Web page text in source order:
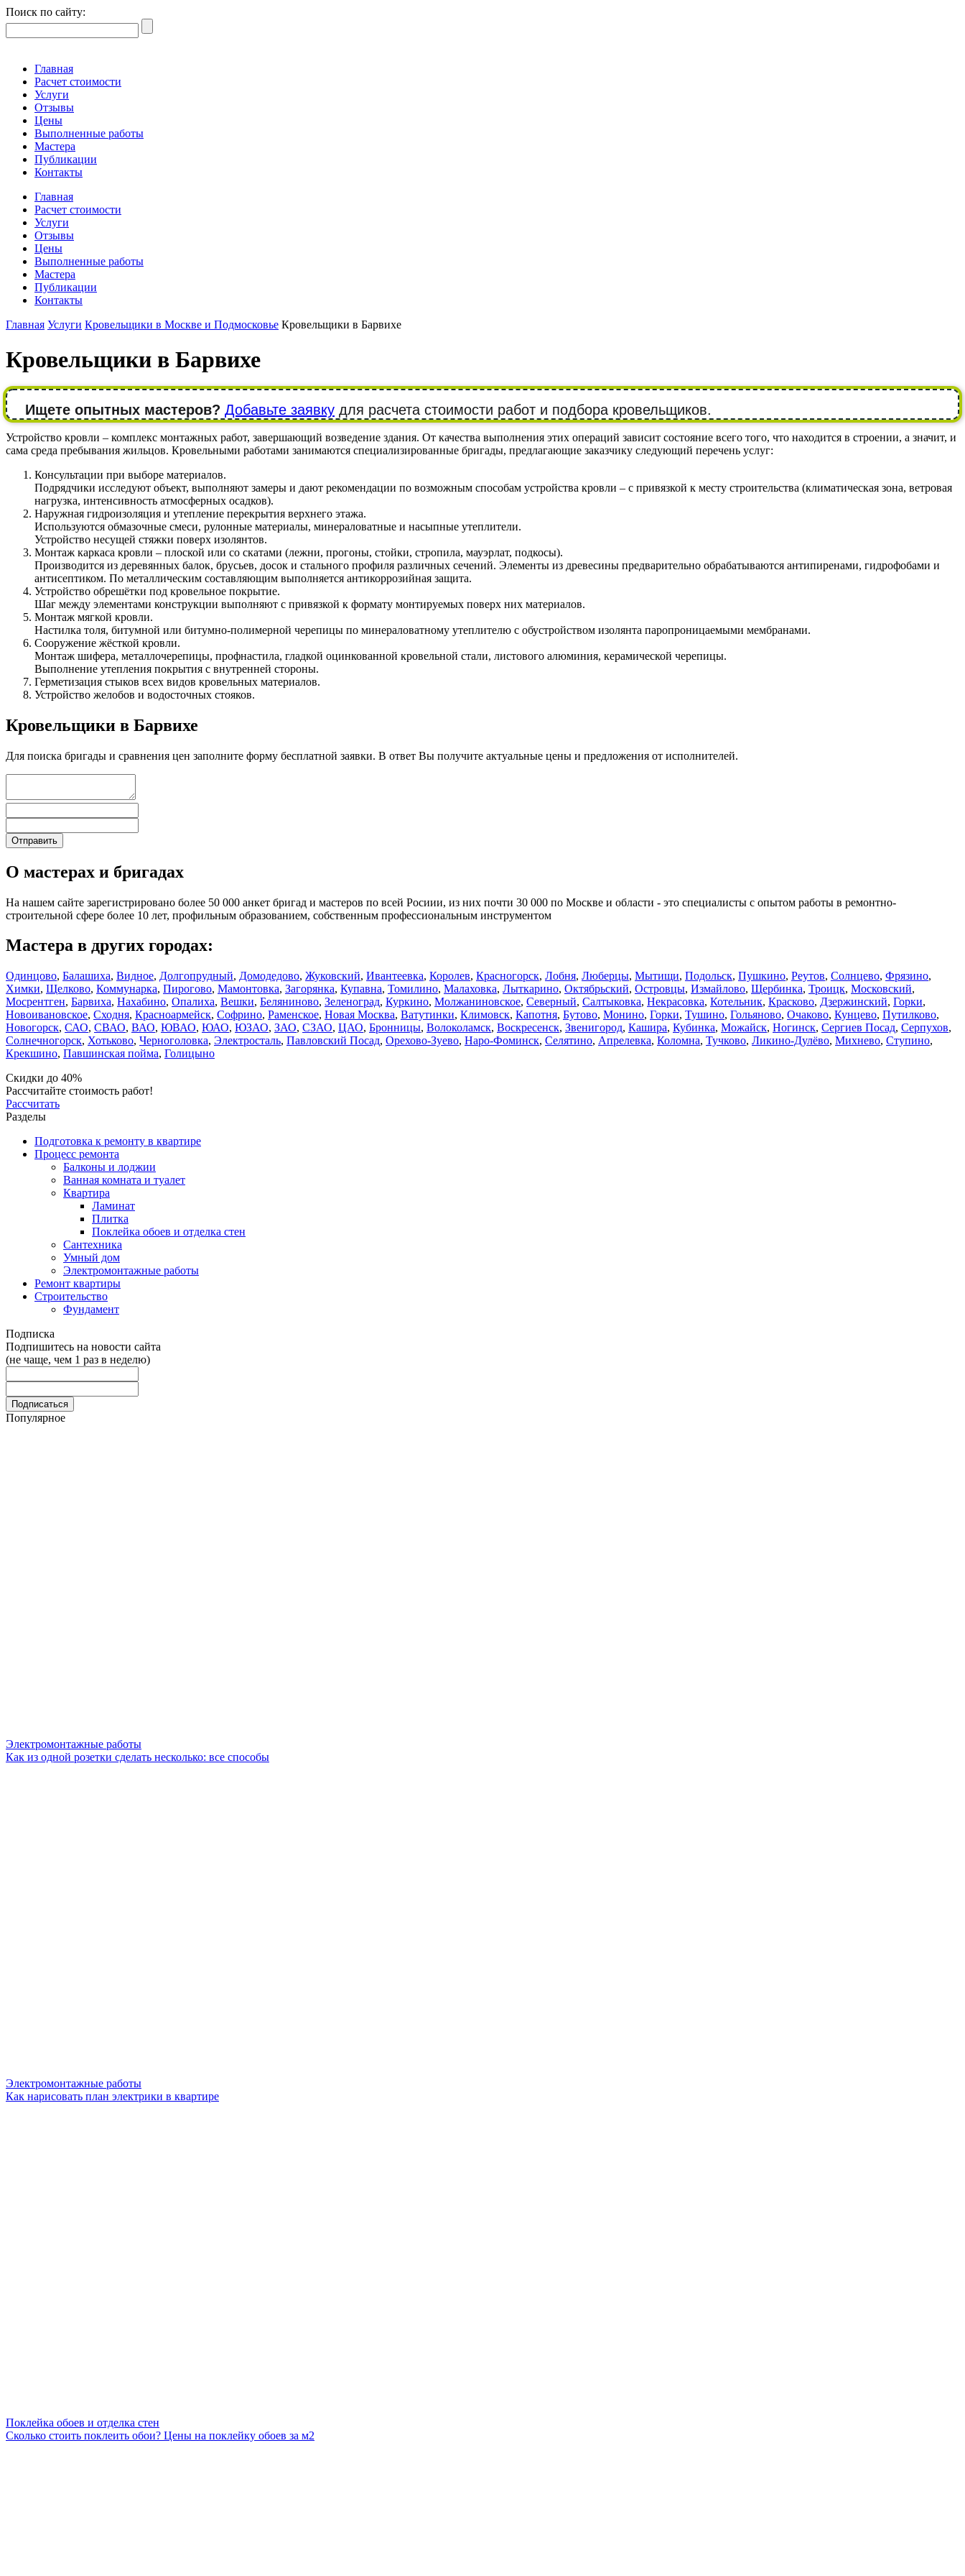
Поиск по сайту:
Главная
Расчет стоимости
Услуги
Отзывы
Цены
Выполненные работы
Мастера
Публикации
Контакты
Главная
Расчет стоимости
Услуги
Отзывы
Цены
Выполненные работы
Мастера
Публикации
Контакты
Главная Услуги Кровельщики в Москве и Подмосковье Кровельщики в Барвихе
Кровельщики в Барвихе
Ищете опытных мастеров? Добавьте заявку для расчета стоимости работ и подбора кровельщиков.
Устройство кровли – комплекс монтажных работ, завершающий возведение здания. От качества выполнения этих операций зависит состояние всего того, что находится в строении, а значит, и
сама среда пребывания жильцов. Кровельными работами занимаются специализированные бригады, предлагающие заказчику следующий перечень услуг:
Консультации при выборе материалов.
Подрядчики исследуют объект, выполняют замеры и дают рекомендации по возможным способам устройства кровли – с привязкой к месту строительства (климатическая зона, ветровая
нагрузка, интенсивность атмосферных осадков).
Наружная гидроизоляция и утепление перекрытия верхнего этажа.
Используются обмазочные смеси, рулонные материалы, минераловатные и насыпные утеплители.
Устройство несущей стяжки поверх изолянтов.
Монтаж каркаса кровли – плоской или со скатами (лежни, прогоны, стойки, стропила, мауэрлат, подкосы).
Производится из деревянных балок, брусьев, досок и стального профиля различных сечений. Элементы из древесины предварительно обрабатываются антипиренами, гидрофобами и
антисептиком. По металлическим составляющим выполняется антикоррозийная защита.
Устройство обрешётки под кровельное покрытие.
Шаг между элементами конструкции выполняют с привязкой к формату монтируемых поверх них материалов.
Монтаж мягкой кровли.
Настилка толя, битумной или битумно-полимерной черепицы по минераловатному утеплителю с обустройством изолянта паропроницаемыми мембранами.
Сооружение жёсткой кровли.
Монтаж шифера, металлочерепицы, профнастила, гладкой оцинкованной кровельной стали, листового алюминия, керамической черепицы.
Выполнение утепления покрытия с внутренней стороны.
Герметизация стыков всех видов кровельных материалов.
Устройство желобов и водосточных стояков.
Кровельщики в Барвихе
Для поиска бригады и сравнения цен заполните форму бесплатной заявки. В ответ Вы получите актуальные цены и предложения от исполнителей.
О мастерах и бригадах
На нашем сайте зарегистрировано более 50 000 анкет бригад и мастеров по всей Росиии, из них почти 30 000 по Москве и области - это специалисты с опытом работы в ремонтно-
строительной сфере более 10 лет, профильным образованием, собственным профессиональным инструментом
Мастера в других городах:
Одинцово, Балашиха, Видное, Долгопрудный, Домодедово, Жуковский, Ивантеевка, Королев, Красногорск, Лобня, Люберцы, Мытищи, Подольск, Пушкино, Реутов, Солнцево, Фрязино,
Химки, Щелково, Коммунарка, Пирогово, Мамонтовка, Загорянка, Купавна, Томилино, Малаховка, Лыткарино, Октябрьский, Островцы, Измайлово, Щербинка, Троицк, Московский,
Мосрентген, Барвиха, Нахабино, Опалиха, Вешки, Беляниново, Зеленоград, Куркино, Молжаниновское, Северный, Салтыковка, Некрасовка, Котельник, Красково, Дзержинский, Горки,
Новоивановское, Сходня, Красноармейск, Софрино, Раменское, Новая Москва, Ватутинки, Климовск, Капотня, Бутово, Монино, Горки, Тушино, Гольяново, Очаково, Кунцево, Путилково,
Новогорск, САО, СВАО, ВАО, ЮВАО, ЮАО, ЮЗАО, ЗАО, СЗАО, ЦАО, Бронницы, Волоколамск, Воскресенск, Звенигород, Кашира, Кубинка, Можайск, Ногинск, Сергиев Посад, Серпухов,
Солнечногорск, Хотьково, Черноголовка, Электросталь, Павловский Посад, Орехово-Зуево, Наро-Фоминск, Селятино, Апрелевка, Коломна, Тучково, Ликино-Дулёво, Михнево, Ступино,
Крекшино, Павшинская пойма, Голицыно
Скидки до 40%
Рассчитайте стоимость работ!
Рассчитать
Разделы
Подготовка к ремонту в квартире
Процесс ремонта
Балконы и лоджии
Ванная комната и туалет
Квартира
Ламинат
Плитка
Поклейка обоев и отделка стен
Сантехника
Умный дом
Электромонтажные работы
Ремонт квартиры
Строительство
Фундамент
Подписка
Подпишитесь на новости сайта
(не чаще, чем 1 раз в неделю)
Популярное
Электромонтажные работы
Как из одной розетки сделать несколько: все способы
Электромонтажные работы
Как нарисовать план электрики в квартире
Поклейка обоев и отделка стен
Сколько стоить поклеить обои? Цены на поклейку обоев за м2